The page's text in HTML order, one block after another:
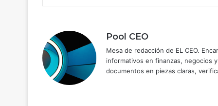
Pool CEO
Mesa de redacción de EL CEO.
informativos en finanzas, negocios
documentos en piezas claras,